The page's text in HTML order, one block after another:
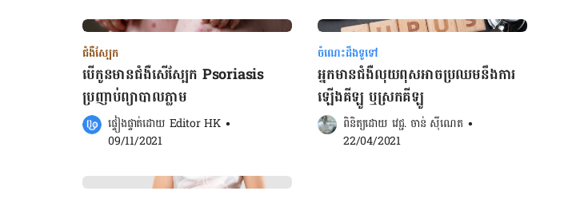
Sclerosis ) វា​ធ្វើ​ឲ្យ​បាត់​មុខងារ​នៃ​ប្រព័ន្ធ​ប្រសាទ ធ្វើ​ឲ្យ​មាន​រោគ​សញ្ញា​
ដូចជា ឈឺ​ចាប់​ ពិការ​​ភ្នែក ខ្សោយ​ […]
ជំងឺស្បែក
បើ​កូន​មាន​ជំងឺ​សើ​ស្បែក Psoriasis ​
ប្រញាប់​ព្យាបាល​ភ្លាម
ផ្ទៀងផ្ទាត់ដោយ Editor HK •
09/11/2021
ចំណេះដឹងទូទៅ
អ្នកមានជំងឺលុយពុសអាចប្រឈមនឹងការ
ឡើងគីឡូ ឬស្រកគីឡូ
ពិនិត្យដោយ វេជ្ជ. ចាន់ ស៊ីណេត •
22/04/2021